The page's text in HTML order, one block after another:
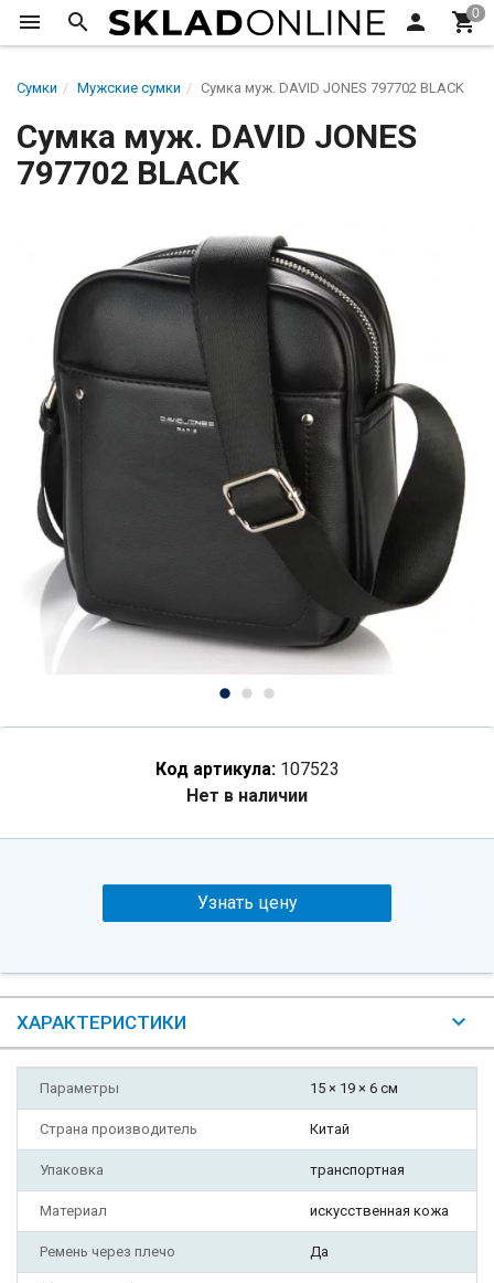
Сумки Мужские сумки Сумка муж. DAVID JONES 797702 BLACK
Сумка муж. DAVID JONES
797702 BLACK
Код артикула: 107523
Нет в наличии
Узнать цену
ХАРАКТЕРИСТИКИ
Параметры 15 × 19 × 6 см
Страна производитель Китай
Упаковка транспортная
Материал искусственная кожа
Ремень через плечо Да